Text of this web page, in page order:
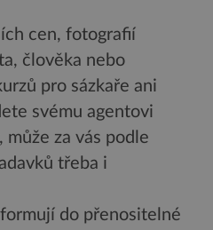
cen, fotografií
člověka nebo
pro sázkaře ani
svému agentovi
za vás podle
třeba i
do přenositelné